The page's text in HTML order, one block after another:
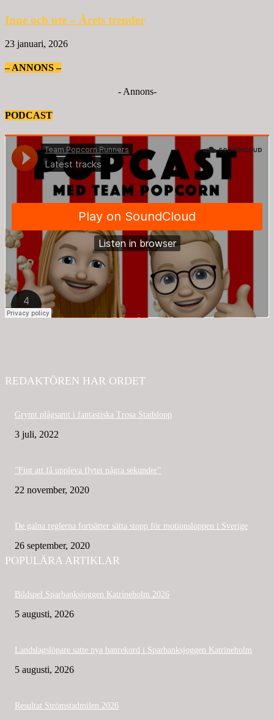
Inne och ute – Årets trender
23 januari, 2026
– ANNONS –
- Annons-
PODCAST
REDAKTÖREN HAR ORDET
Grymt plågsamt i fantastiska Trosa Stadslopp
3 juli, 2022
”Fint att få uppleva flytet några sekunder”
22 november, 2020
De galna reglerna fortsätter sätta stopp för motionsloppen i Sverige
26 september, 2020
POPULÄRA ARTIKLAR
Bildspel Sparbanksjoggen Katrineholm 2026
5 augusti, 2026
Landslagslöpare satte nya banrekord i Sparbanksjoggen Katrineholm
5 augusti, 2026
Resultat Strömstadmilen 2026